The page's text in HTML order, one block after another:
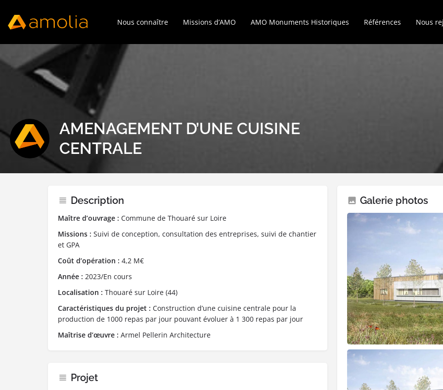
Nous connaître Missions d’AMO AMO Monuments Historiques Références Nous
AMENAGEMENT D’UNE CUISINE
CENTRALE
Description
Maître d’ouvrage : Commune de Thouaré sur Loire
Missions : Suivi de conception, consultation des entreprises, suivi de chantier
et GPA
Coût d’opération : 4,2 M€
Année : 2023/En cours
Localisation : Thouaré sur Loire (44)
Caractéristiques du projet : Construction d’une cuisine centrale pour la
production de 1000 repas par jour pouvant évoluer à 1 300 repas par jour
Maîtrise d’œuvre : Armel Pellerin Architecture
Projet
Galerie photos